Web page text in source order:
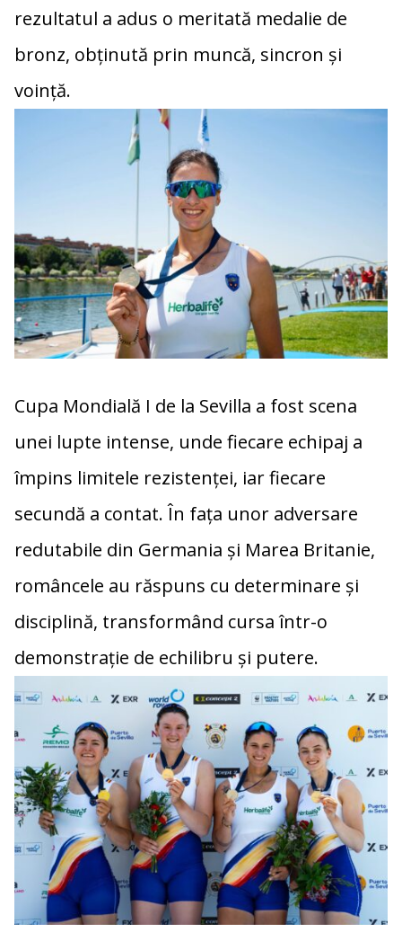
rezultatul a adus o meritată medalie de
bronz, obținută prin muncă, sincron și
voință.
Cupa Mondială I de la Sevilla a fost scena
unei lupte intense, unde fiecare echipaj a
împins limitele rezistenței, iar fiecare
secundă a contat. În fața unor adversare
redutabile din Germania și Marea Britanie,
româncele au răspuns cu determinare și
disciplină, transformând cursa într-o
demonstrație de echilibru și putere.